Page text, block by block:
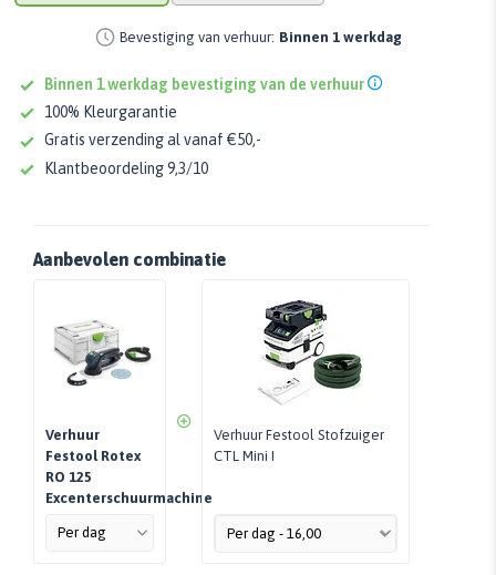
Bevestiging van verhuur: Binnen 1 werkdag
Binnen 1 werkdag bevestiging van de verhuur
100% Kleurgarantie
Gratis verzending al vanaf €50,-
Klantbeoordeling 9,3/10
Aanbevolen combinatie
Verhuur
Festool Rotex
RO 125
Excenterschuurmachine
Verhuur Festool Stofzuiger
CTL Mini I